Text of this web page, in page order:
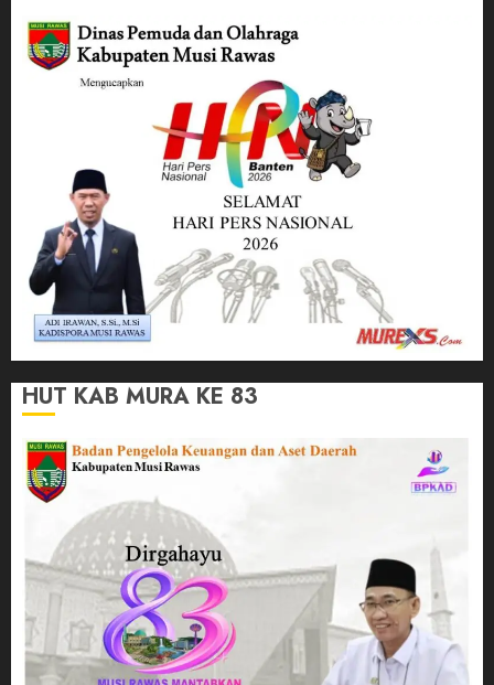
HUT KAB MURA KE 83